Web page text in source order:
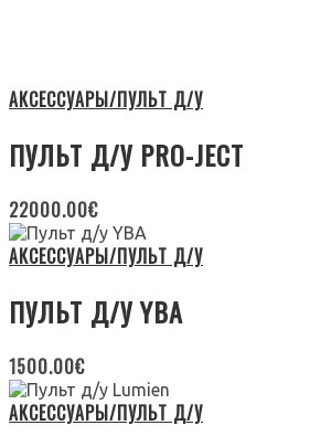
АКСЕССУАРЫ/ПУЛЬТ Д/У
ПУЛЬТ Д/У PRO-JECT
22000.00€
АКСЕССУАРЫ/ПУЛЬТ Д/У
ПУЛЬТ Д/У YBA
1500.00€
АКСЕССУАРЫ/ПУЛЬТ Д/У